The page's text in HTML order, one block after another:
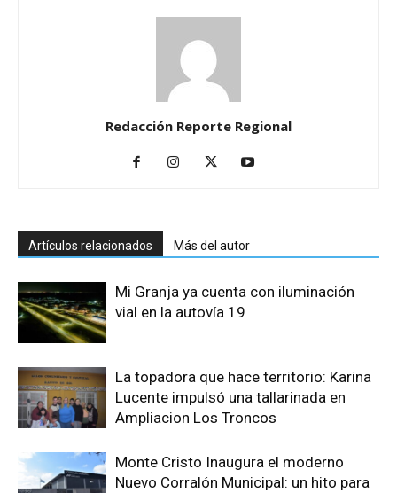
Redacción Reporte Regional
Artículos relacionados Más del autor
Mi Granja ya cuenta con iluminación
vial en la autovía 19
La topadora que hace territorio: Karina
Lucente impulsó una tallarinada en
Ampliacion Los Troncos
Monte Cristo Inaugura el moderno
Nuevo Corralón Municipal: un hito para